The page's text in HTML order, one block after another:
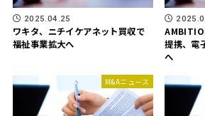
2025.04.25
ワキタ、ニチイケアネット買収で
福祉事業拡大へ
提携、電
へ
M&Aニュース